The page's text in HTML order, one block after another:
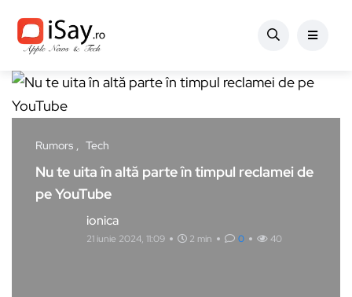
Rumors Tech
Nu te uita în altă parte în timpul reclamei de
pe YouTube
ionica
21 iunie 2024, 11:09 2 min 0 40